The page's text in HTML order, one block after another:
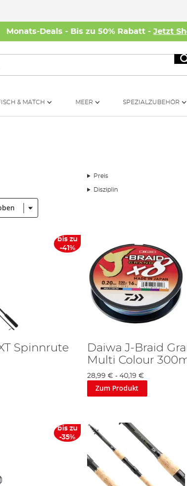
Monats-Deals - Bis zu 50% Rabatt - Jetzt
& MATCH MEER SPEZIALZUBEHÖR
Preis
Disziplin
bis zu
-41%
Spinnrute
Daiwa J-Braid
Multi Colour
28,99 €- 40,19 €
Zum Produkt
bis zu
-35%